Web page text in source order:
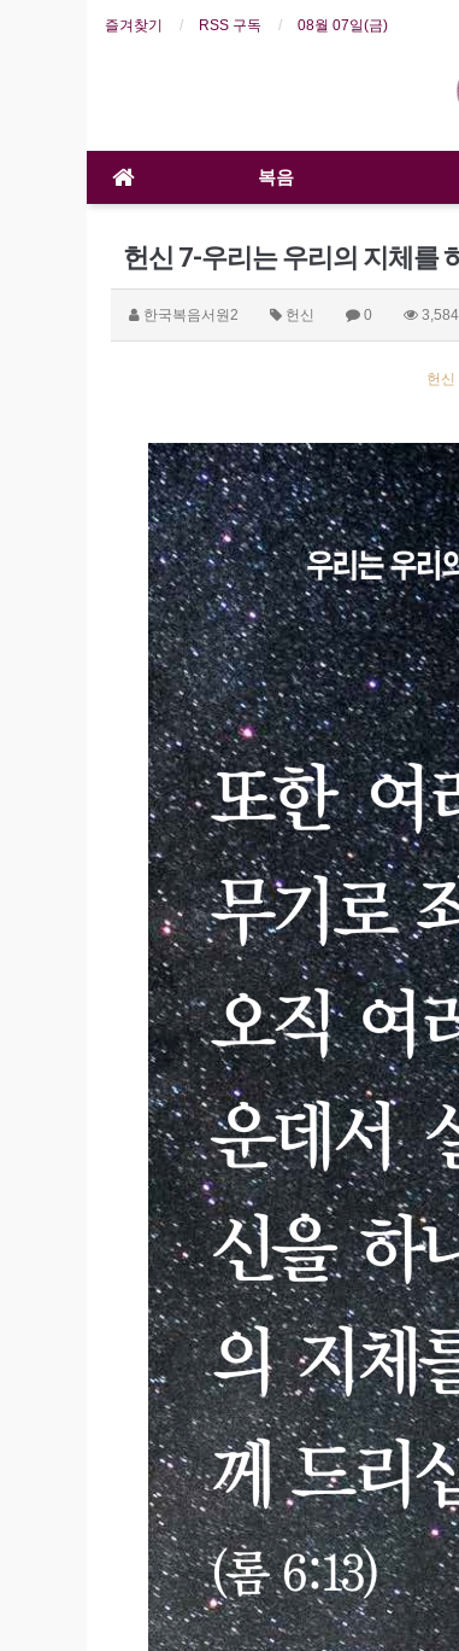
즐겨찾기 RSS 구독 08월 07일(금)
복음
헌신 7-우리는 우리의 지체를
한국복음서원2 헌신 0 3,584
헌